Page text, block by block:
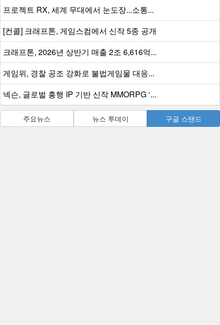
프로젝트 RX, 세계 무대에서 눈도장...소통...
[컨콜] 크래프톤, 게임스컴에서 신작 5종 공개
크래프톤, 2026년 상반기 매출 2조 6,616억...
게임위, 경찰 공조 강화로 불법게임물 대응...
넥슨, 글로벌 흥행 IP 기반 신작 MMORPG ‘...
주요뉴스 뉴스 투데이 구글 스탠드